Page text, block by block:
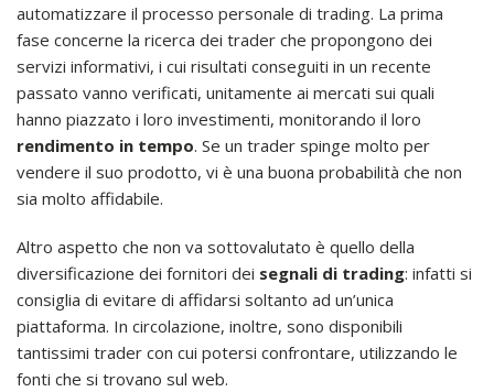
automatizzare il processo personale di trading. La prima
fase concerne la ricerca dei trader che propongono dei
servizi informativi, i cui risultati conseguiti in un recente
passato vanno verificati, unitamente ai mercati sui quali
hanno piazzato i loro investimenti, monitorando il loro
rendimento in tempo. Se un trader spinge molto per
vendere il suo prodotto, vi è una buona probabilità che non
sia molto affidabile.
Altro aspetto che non va sottovalutato è quello della
diversificazione dei fornitori dei segnali di trading: infatti si
consiglia di evitare di affidarsi soltanto ad un’unica
piattaforma. In circolazione, inoltre, sono disponibili
tantissimi trader con cui potersi confrontare, utilizzando le
fonti che si trovano sul web.